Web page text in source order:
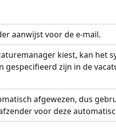
aanwijst voor de e-mail.
kiest, kan het
gespecifieerd zijn in de
afgewezen, dus
voor deze